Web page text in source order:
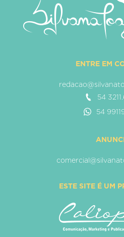
ENTRE EM
54
54
ESTE SITE É UM